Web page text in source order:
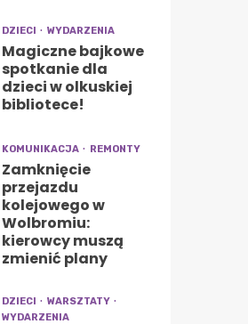
DZIECI WYDARZENIA
Magiczne bajkowe
spotkanie dla
dzieci w olkuskiej
bibliotece!
KOMUNIKACJA REMONTY
Zamknięcie
przejazdu
kolejowego w
Wolbromiu:
kierowcy muszą
zmienić plany
DZIECI
WARSZTATY
WYDARZENIA